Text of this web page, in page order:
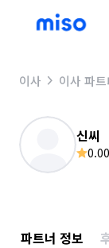
이사 이사 파트
신씨
0.00
파트너 정보